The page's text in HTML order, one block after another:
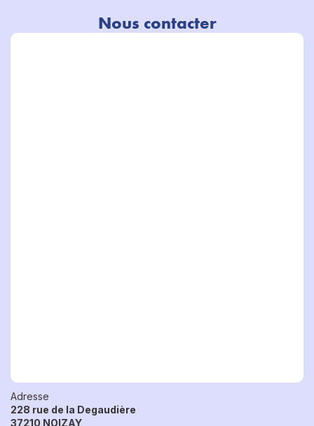
Nous contacter
Adresse
228 rue de la Degaudière
37210 NOIZAY